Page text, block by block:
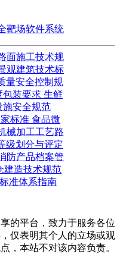
靶场软件系统
面施工技术规
观建筑技术标
量安全控制规
包装要求 生鲜
施安全规范
标准 食品微
械加工工艺路
级划分与评定
防产品档案管
建造技术规范
准体系指南
的平台，致力于服务各位
仅表明其个人的立场或观
，本站不对该内容负责。